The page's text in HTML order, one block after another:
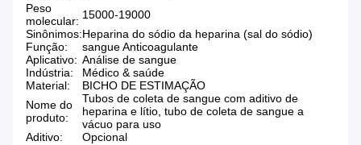
Peso
molecular: 15000-19000
Sinônimos:Heparina do sódio da heparina (sal do sódio)
Função:
sangue Anticoagulante
Aplicativo: Análise de sangue
Indústria:
Médico & saúde
Material:
BICHO DE ESTIMAÇÃO
Nome do
produto:
Tubos de coleta de sangue com aditivo de
heparina e lítio, tubo de coleta de sangue a
vácuo para uso
Aditivo:
Opcional